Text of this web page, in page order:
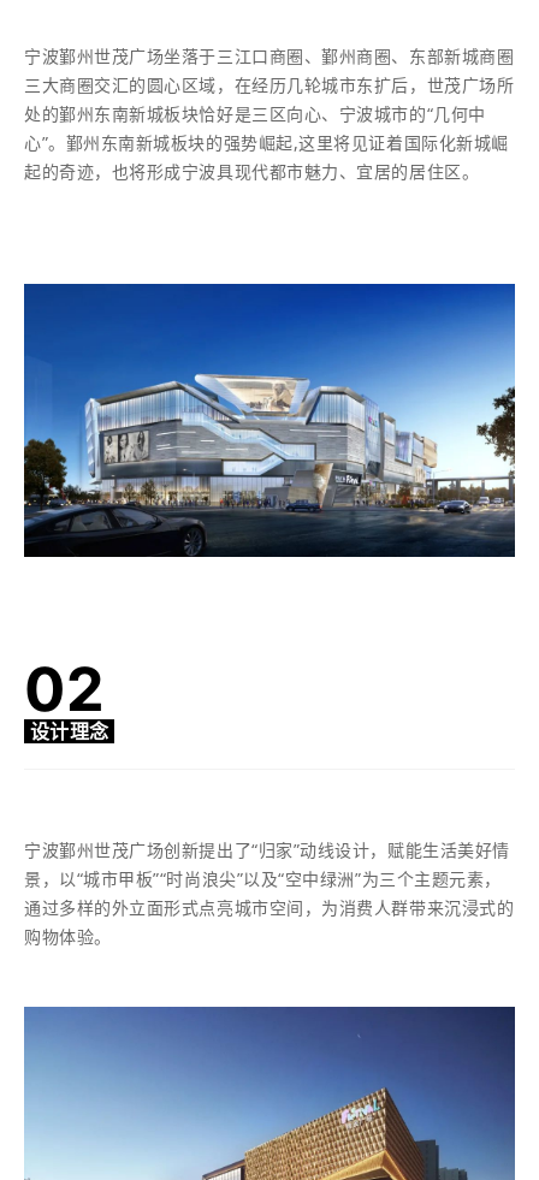
宁波鄞州世茂广场坐落于三江口商圈、鄞州商圈、东部新城商圈
三大商圈交汇的圆心区域，在经历几轮城市东扩后，世茂广场所
处的鄞州东南新城板块恰好是三区向心、宁波城市的“几何中
心”。鄞州东南新城板块的强势崛起,这里将见证着国际化新城崛
起的奇迹，也将形成宁波具现代都市魅力、宜居的居住区。
02
设计理念
宁波鄞州世茂广场创新提出了“归家”动线设计，赋能生活美好情
景，以“城市甲板”“时尚浪尖”以及“空中绿洲”为三个主题元素，
通过多样的外立面形式点亮城市空间，为消费人群带来沉浸式的
购物体验。